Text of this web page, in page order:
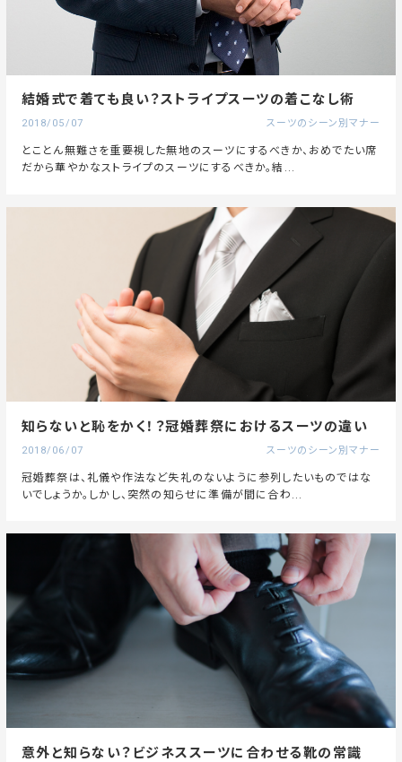
結婚式で着ても良い？ストライプスーツの着こなし術
2018/05/07 スーツのシーン別マナー
とことん無難さを重要視した無地のスーツにするべきか、おめでたい席
だから華やかなストライプのスーツにするべきか。結...
知らないと恥をかく！？冠婚葬祭におけるスーツの違い
2018/06/07 スーツのシーン別マナー
冠婚葬祭は、礼儀や作法など失礼のないように参列したいものではな
いでしょうか。しかし、突然の知らせに準備が間に合わ...
意外と知らない？ビジネススーツに合わせる靴の常識